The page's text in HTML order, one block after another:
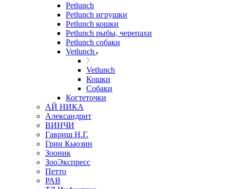
Petlunch
Petlunch игрушки
Petlunch кошки
Petlunch рыбы, черепахи
Petlunch собаки
Vetlunch
Vetlunch
Кошки
Собаки
Когтеточки
АЙ НИКА
Александрит
ВИНЧИ
Гавриш Н.Г.
Грин Кьюзин
Зооник
ЗооЭкспресс
Петто
РАВ